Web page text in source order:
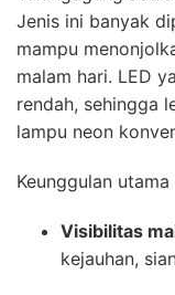
Jenis ini banyak
mampu
malam hari. LED
rendah, sehingga
lampu neon
Keunggulan
Visibilitas
kejauhan,